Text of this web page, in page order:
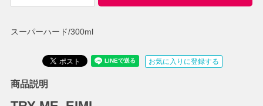
スーパーハード/300ml
お気に入りに登録する
商品説明